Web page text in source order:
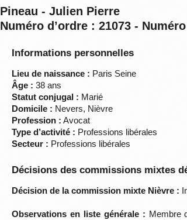
Pineau - Julien Pierre
Numéro d’ordre : 21073 -
Informations personnelles
Lieu de naissance : Paris Seine
Âge : 38 ans
Statut conjugal : Marié
Domicile : Nevers, Nièvre
Profession : Avocat
Type d’activité : Professions libérales
Secteur : Professions libérales
Décisions des commissions mixtes
Décision de la commission mixte Nièvre :
Observations en liste générale : Membre